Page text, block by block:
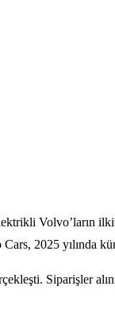
Volvo’ların
2025 yılında
Siparişler